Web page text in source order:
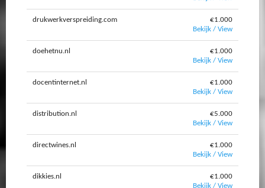
drukwerkverspreiding.com
€1.000
Bekijk / View
doehetnu.nl
€1.000
Bekijk / View
docentinternet.nl
€1.000
Bekijk / View
distribution.nl
€5.000
Bekijk / View
directwines.nl
€1.000
Bekijk / View
dikkies.nl
€1.000
Bekijk / View